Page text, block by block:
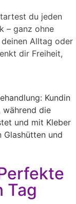
du jeden
– ganz ohne
Alltag oder
dir Freiheit,
Tag